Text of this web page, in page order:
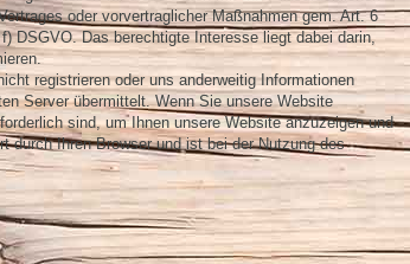
oder vorvertraglicher Maßnahmen gem. Art. 6
DSGVO. Das berechtigte Interesse liegt dabei darin,
registrieren oder uns anderweitig Informationen
Server übermittelt. Wenn Sie unsere Website
sind, um Ihnen unsere Website anzuzeigen und
durch Ihren Browser und ist bei der Nutzung des